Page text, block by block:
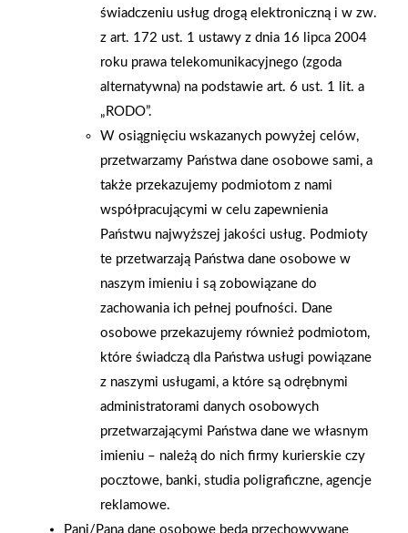
Grupa PSB Handel S.A.
gra z WOŚP. Powstała
firmowa eSkarbonka na
rzecz gastroenterologii
dziecięcej
Zacisze S.A. dołącza do
Grupy PSB. Sieć kończy
rok strategicznym
otwarciem po
rebrandingu
świadczeniu usług drogą elektroniczną i w zw.
z art. 172 ust. 1 ustawy z dnia 16 lipca 2004
roku prawa telekomunikacyjnego (zgoda
alternatywna) na podstawie art. 6 ust. 1 lit. a
„RODO”.
W osiągnięciu wskazanych powyżej celów,
przetwarzamy Państwa dane osobowe sami, a
także przekazujemy podmiotom z nami
współpracującymi w celu zapewnienia
Państwu najwyższej jakości usług. Podmioty
te przetwarzają Państwa dane osobowe w
naszym imieniu i są zobowiązane do
zachowania ich pełnej poufności. Dane
osobowe przekazujemy również podmiotom,
które świadczą dla Państwa usługi powiązane
z naszymi usługami, a które są odrębnymi
administratorami danych osobowych
przetwarzającymi Państwa dane we własnym
imieniu – należą do nich firmy kurierskie czy
pocztowe, banki, studia poligraficzne, agencje
reklamowe.
Pani/Pana dane osobowe będą przechowywane